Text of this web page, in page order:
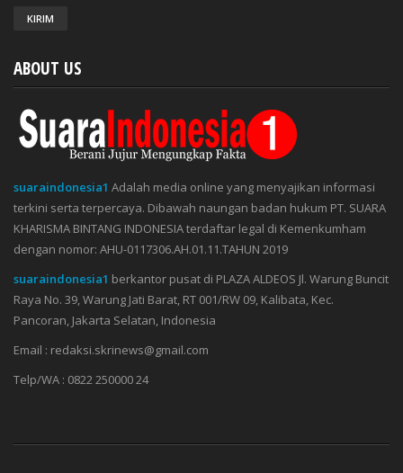
ABOUT US
suaraindonesia1 Adalah media online yang menyajikan informasi
terkini serta terpercaya. Dibawah naungan badan hukum PT. SUARA
KHARISMA BINTANG INDONESIA terdaftar legal di Kemenkumham
dengan nomor: AHU-0117306.AH.01.11.TAHUN 2019
suaraindonesia1 berkantor pusat di PLAZA ALDEOS Jl. Warung Buncit
Raya No. 39, Warung Jati Barat, RT 001/RW 09, Kalibata, Kec.
Pancoran, Jakarta Selatan, Indonesia
Email : redaksi.skrinews@gmail.com
Telp/WA : 0822 250000 24